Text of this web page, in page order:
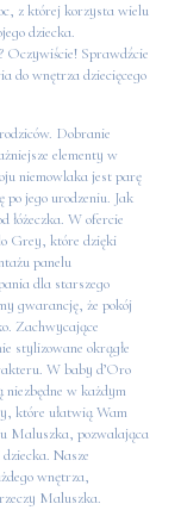
z której korzysta wielu
dziecka.
Oczywiście! Sprawdźcie
do wnętrza dziecięcego
Dobranie
elementy w
niemowlaka jest parę
po jego urodzeniu. Jak
łóżeczka. W ofercie
Grey, które dzięki
panelu
dla starszego
gwarancję, że pokój
Zachwycające
stylizowane okrągłe
W baby d’Oro
w każdym
które ułatwią Wam
Maluszka, pozwalająca
Nasze
wnętrza,
Maluszka.